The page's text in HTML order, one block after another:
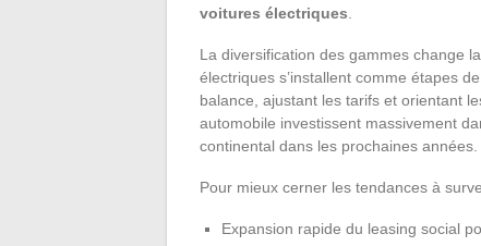
voitures électriques
La diversification des gammes change
électriques s’installent comme étapes
balance, ajustant les tarifs et orientant
automobile investissent massivement
continental dans les prochaines années.
Pour mieux cerner les tendances à
Expansion rapide du leasing social